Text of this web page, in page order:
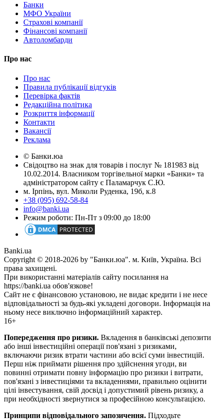
Банки
МФО України
Страхові компанії
Фінансові компанії
Автоломбарди
Про нас
Про нас
Правила публікації відгуків
Перевірка фактів
Редакційна політика
Розкриття інформації
Контакти
Вакансії
Реклама
© Банки.юа
Свідоцтво на знак для товарів і послуг № 181983 від
10.02.2014. Власником торгівельної марки «Банки» та
адміністратором сайту є Паламарчук С.Ю.
м. Ірпінь, вул. Миколи Руденка, 19б, к.8
+38 (095) 692-58-84
info@banki.ua
Режим роботи: Пн-Пт з 09:00 до 18:00
Banki.ua
Copyright © 2018-2026 by "Банки.юа". м. Київ, Україна. Всі
права захищені.
При використанні матеріалів сайту посилання на
https://banki.ua обов'язкове!
Сайт не є фінансовою установою, не видає кредити і не несе
відповідальності за будь-які укладені договори. Інформація на
ньому несе виключно інформаційний характер.
16+
Попередження про ризики. Вкладення в банківські депозити
або інші інвестиційні операції пов'язані з ризиками,
включаючи ризик втрати частини або всієї суми інвестицій.
Перш ніж приймати рішення про здійснення угоди, ви
повинні отримати повну інформацію про ризики і витрати,
пов'язані з інвестиціями та вкладеннями, правильно оцінити
цілі інвестування, свій досвід і допустимий рівень ризику, а
при необхідності звернутися за професійною консультацією.
Принципи відповідального запозичення. Підходьте